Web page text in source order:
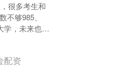
很多考生和
不够985、
学，未来也很
错误的想
配资